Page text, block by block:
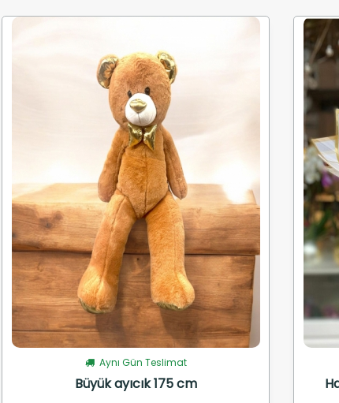
Aynı Gün Teslimat
Büyük ayıcık 175 cm